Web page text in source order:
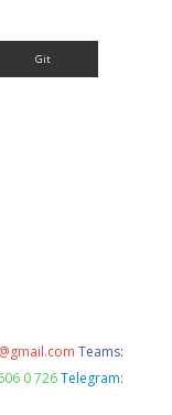
Teams:
0 726 Telegram: